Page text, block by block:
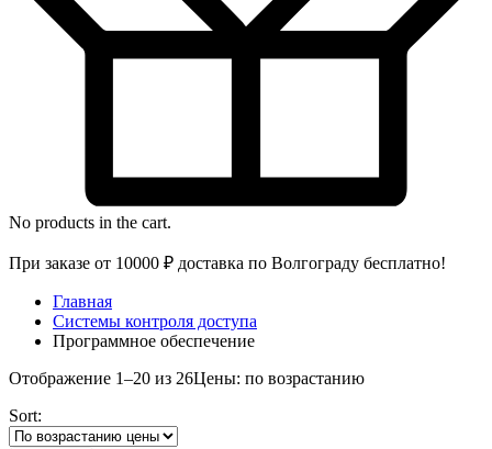
No products in the cart.
При заказе от 10000 ₽ доставка по Волгограду бесплатно!
Главная
Системы контроля доступа
Программное обеспечение
Отображение 1–20 из 26Цены: по возрастанию
Sort: